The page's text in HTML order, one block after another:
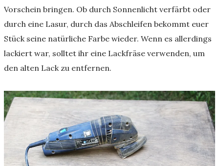
Vorschein bringen. Ob durch Sonnenlicht verfärbt oder
durch eine Lasur, durch das Abschleifen bekommt euer
Stück seine natürliche Farbe wieder. Wenn es allerdings
lackiert war, solltet ihr eine Lackfräse verwenden, um
den alten Lack zu entfernen.